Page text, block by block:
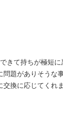
きて持ちが極短
題がありそうな
換に応じてくれま